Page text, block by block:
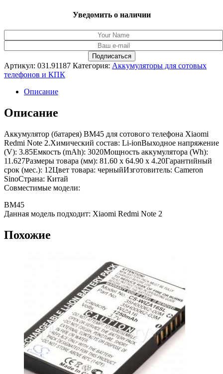
Уведомить о наличии
Артикул: 031.91187 Категория: Аккумуляторы для сотовых
телефонов и КПК
Описание
Описание
Аккумулятор (батарея) BM45 для сотового телефона Xiaomi
Redmi Note 2.Химический состав: Li-ionВыходное напряжение
(V): 3.85Емкость (mAh): 3020Мощность аккумулятора (Wh):
11.627Размеры товара (мм): 81.60 x 64.90 x 4.20Гарантийный
срок (мес.): 12Цвет товара: черныйИзготовитель: Cameron
SinoСтрана: Китай
Совместимые модели:
BM45
Данная модель подходит: Xiaomi Redmi Note 2
Похожие